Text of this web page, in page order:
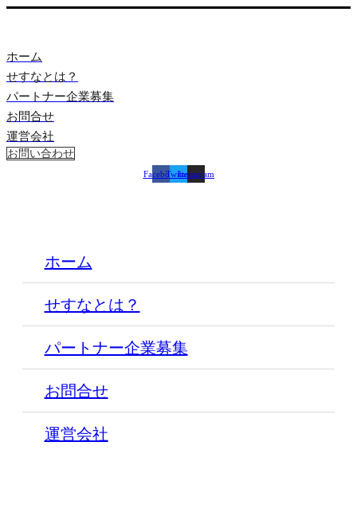
ホーム
せすなとは？
パートナー企業募集
お問合せ
運営会社
お問い合わせ
FacebookTwitterInstagram
ホーム
せすなとは？
パートナー企業募集
お問合せ
運営会社